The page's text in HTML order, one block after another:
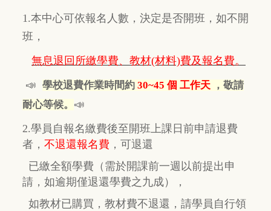
1.本中心可依報名人數，決定是否開班，如不開
班，
無息退回所繳學費、教材(材料)費及報名費。
📣 學校退費作業時間約 30~45 個 工作天 ，敬請
耐心等候。 📣
2.學員自報名繳費後至開班上課日前申請退費
者， 不退還報名費 ， 可退還
已繳全額學費 （需於開課前一週以前提出申
請，如逾期僅退還學費之九成），
如教材已購買，教材費不退還， 請學員自行領